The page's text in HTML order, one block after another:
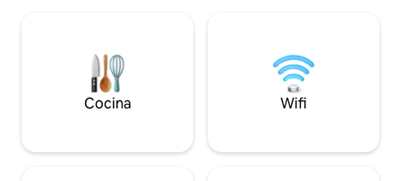
Cocina Wifi